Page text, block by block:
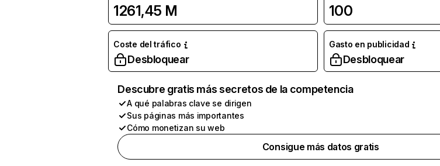
1261,45 M 100
Coste del tráfico
Desbloquear
Gasto en publicidad
Desbloquear
Descubre gratis más secretos de la competencia
A qué palabras clave se dirigen
Sus páginas más importantes
Cómo monetizan su web
Consigue más datos gratis